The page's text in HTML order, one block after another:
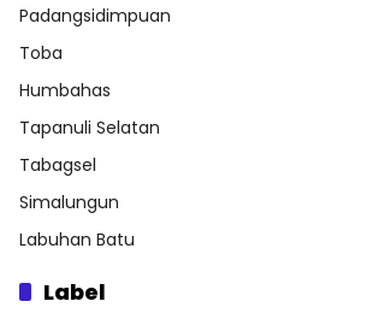
Padangsidimpuan
Toba
Humbahas
Tapanuli Selatan
Tabagsel
Simalungun
Labuhan Batu
Label